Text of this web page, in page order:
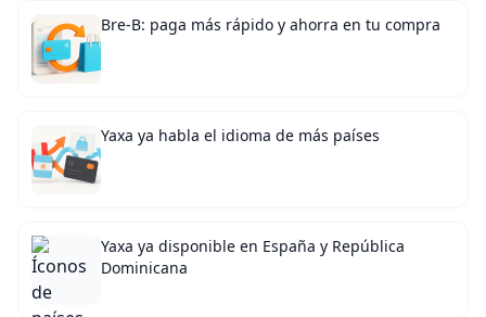
Bre-B: paga más rápido y ahorra en tu compra
Yaxa ya habla el idioma de más países
Yaxa ya disponible en España y República
Dominicana